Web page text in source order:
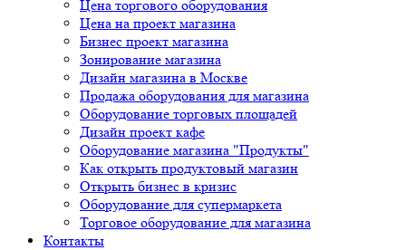
Цена торгового оборудования
Цена на проект магазина
Бизнес проект магазина
Зонирование магазина
Дизайн магазина в Москве
Продажа оборудования для магазина
Оборудование торговых площадей
Дизайн проект кафе
Оборудование магазина "Продукты"
Как открыть продуктовый магазин
Открыть бизнес в кризис
Оборудование для супермаркета
Торговое оборудование для магазина
Контакты